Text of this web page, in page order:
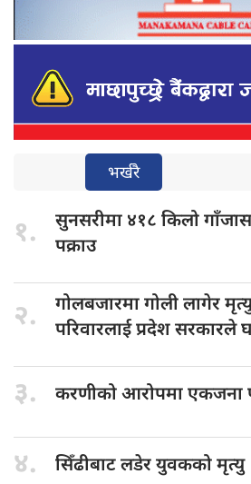
भर्खरै
१. सुनसरीमा ४१८ किलो
पक्राउ
२. गोलबजारमा गोलीलागेर
परिवारलाई प्रदेश सरकारले
३. करणीको आरोपमाएकजना
४. सिँढीबाट लडेरयुवकको मृत्यु